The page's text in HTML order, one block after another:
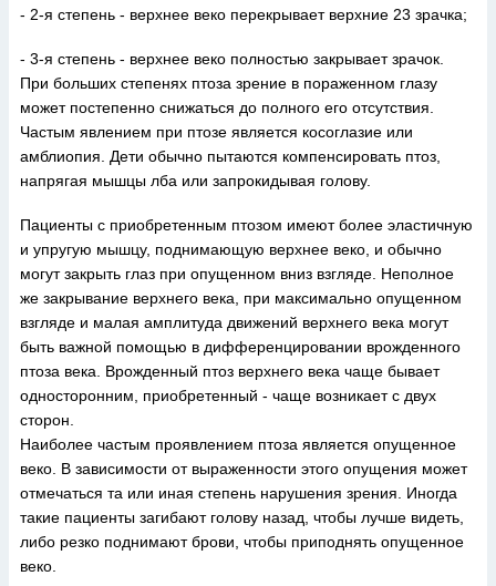
- 2-я степень - верхнее веко перекрывает верхние 23 зрачка;
- 3-я степень - верхнее веко полностью закрывает зрачок.
При больших степенях птоза зрение в пораженном глазу
может постепенно снижаться до полного его отсутствия.
Частым явлением при птозе является косоглазие или
амблиопия. Дети обычно пытаются компенсировать птоз,
напрягая мышцы лба или запрокидывая голову.
Пациенты с приобретенным птозом имеют более эластичную
и упругую мышцу, поднимающую верхнее веко, и обычно
могут закрыть глаз при опущенном вниз взгляде. Неполное
же закрывание верхнего века, при максимально опущенном
взгляде и малая амплитуда движений верхнего века могут
быть важной помощью в дифференцировании врожденного
птоза века. Врожденный птоз верхнего века чаще бывает
односторонним, приобретенный - чаще возникает с двух
сторон.
Наиболее частым проявлением птоза является опущенное
веко. В зависимости от выраженности этого опущения может
отмечаться та или иная степень нарушения зрения. Иногда
такие пациенты загибают голову назад, чтобы лучше видеть,
либо резко поднимают брови, чтобы приподнять опущенное
веко.